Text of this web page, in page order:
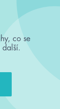
co se
další.